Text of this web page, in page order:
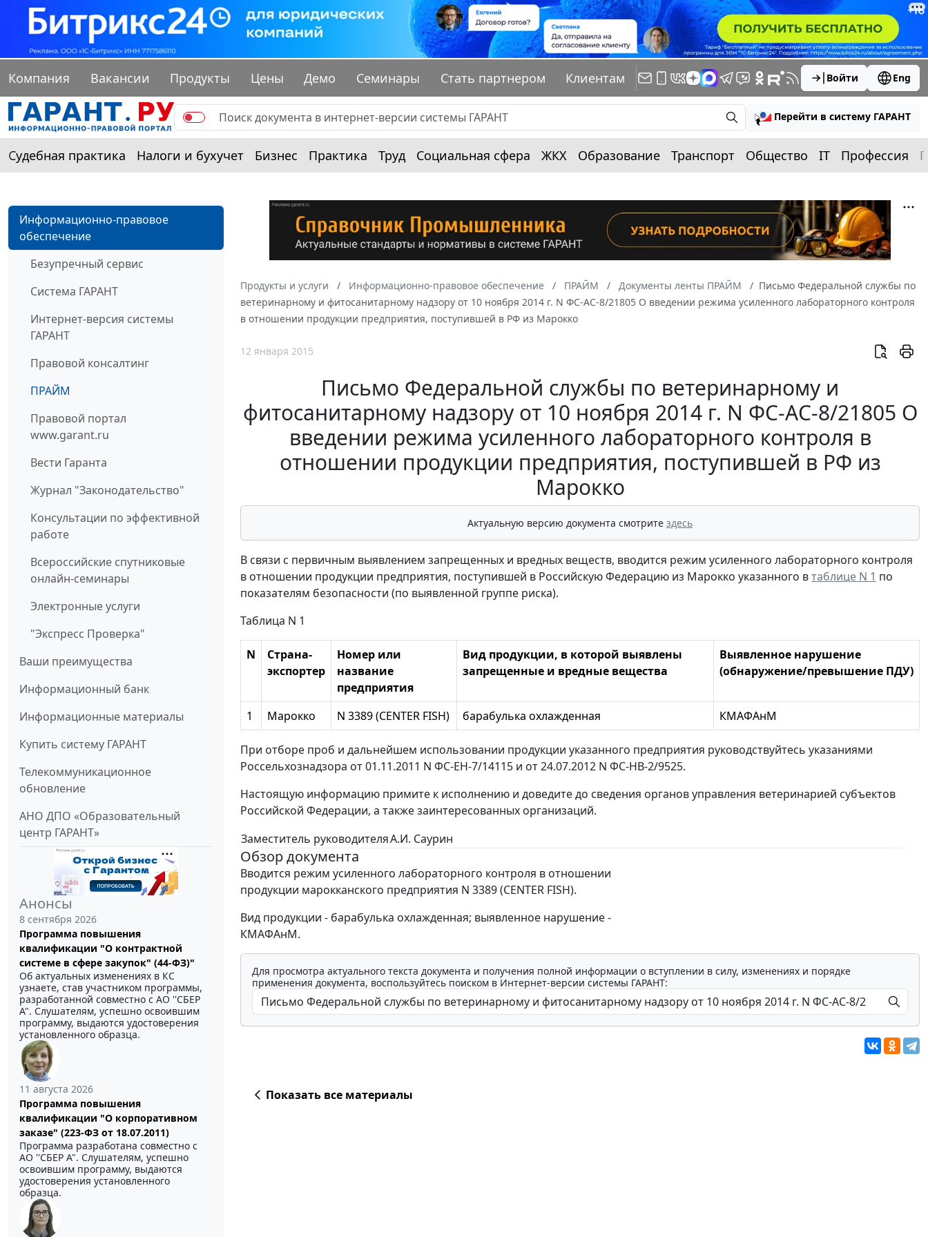
Компания Вакансии Продукты Цены Демо Семинары Стать партнером Клиентам Войти Eng
Перейти в систему ГАРАНТ
Судебная практика Налоги и бухучет Бизнес Практика Труд Социальная сфера ЖКХ Образование Транспорт Общество IT Профессия
Информационно-правовое
обеспечение
Безупречный сервис
Система ГАРАНТ
Интернет-версия системы
ГАРАНТ
Правовой консалтинг
ПРАЙМ
Правовой портал
www.garant.ru
Вести Гаранта
Журнал "Законодательство"
Консультации по эффективной
работе
Всероссийские спутниковые
онлайн-семинары
Электронные услуги
"Экспресс Проверка"
Ваши преимущества
Информационный банк
Информационные материалы
Купить систему ГАРАНТ
Телекоммуникационное
обновление
АНО ДПО «Образовательный
центр ГАРАНТ»
Анонсы
8 сентября 2026
Программа повышения
квалификации "О контрактной
системе в сфере закупок" (44-ФЗ)"
Об актуальных изменениях в КС
узнаете, став участником программы,
разработанной совместно с АО ''СБЕР
А". Слушателям, успешно освоившим
программу, выдаются удостоверения
установленного образца.
11 августа 2026
Программа повышения
квалификации "О корпоративном
заказе" (223-ФЗ от 18.07.2011)
Программа разработана совместно с
АО ''СБЕР А". Слушателям, успешно
освоившим программу, выдаются
удостоверения установленного
образца.
Продукты и услуги Информационно-правовое обеспечение ПРАЙМ Документы ленты ПРАЙМ
Письмо Федеральной службы по
ветеринарному и фитосанитарному надзору от 10 ноября 2014 г. N ФС-АС-8/21805 О введении режима усиленного лабораторного контроля
в отношении продукции предприятия, поступившей в РФ из Марокко
12 января 2015
Письмо Федеральной службы по ветеринарному и
фитосанитарному надзору от 10 ноября 2014 г. N ФС-АС-8/21805 О
введении режима усиленного лабораторного контроля в
отношении продукции предприятия, поступившей в РФ из
Марокко
Актуальную версию документа смотрите здесь
В связи с первичным выявлением запрещенных и вредных веществ, вводится режим усиленного лабораторного контроля
в отношении продукции предприятия, поступившей в Российскую Федерацию из Марокко указанного втаблице N 1 по
показателям безопасности (по выявленной группе риска).
Таблица N 1
N
Страна-
экспортер
Номер или
название
предприятия
Вид продукции, в которой выявлены
запрещенные и вредные вещества
Выявленное нарушение
(обнаружение/превышение ПДУ)
1 Марокко N 3389 (CENTER FISH) барабулька охлажденная КМАФАнМ
При отборе проб и дальнейшем использовании продукции указанного предприятия руководствуйтесь указаниями
Россельхознадзора от 01.11.2011 N ФС-ЕН-7/14115 и от 24.07.2012 N ФС-НВ-2/9525.
Настоящую информацию примите к исполнению и доведите до сведения органов управления ветеринарией субъектов
Российской Федерации, а также заинтересованных организаций.
Заместитель руководителяА.И. Саурин
Обзор документа
Вводится режим усиленного лабораторного контроля в отношении
продукции марокканского предприятия N 3389 (CENTER FISH).
Вид продукции - барабулька охлажденная; выявленное нарушение -
КМАФАнМ.
Для просмотра актуального текста документа и получения полной информации о вступлении в силу, изменениях и порядке
применения документа, воспользуйтесь поиском в Интернет-версии системы ГАРАНТ:
Показать все материалы